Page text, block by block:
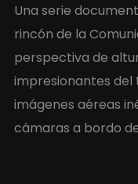
Una serie
rincón de la
perspectiva de
impresionantes
imágenes aéreas
cámaras a bordo